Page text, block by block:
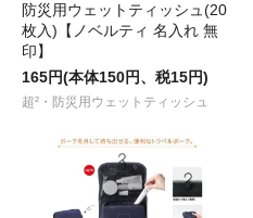
防災用ウェットティッシュ(20
枚入)【ノベルティ 名入れ 無
印】
165円(本体150円、税15円)
超²・防災用ウェットティッシュ